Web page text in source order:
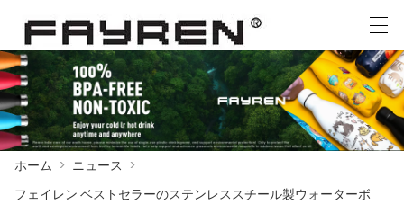
العربية Deutsch Ελληνική γλώσσα English
ホーム > ニュース >
フェイレン ベストセラーのステンレススチール製ウォーターボ